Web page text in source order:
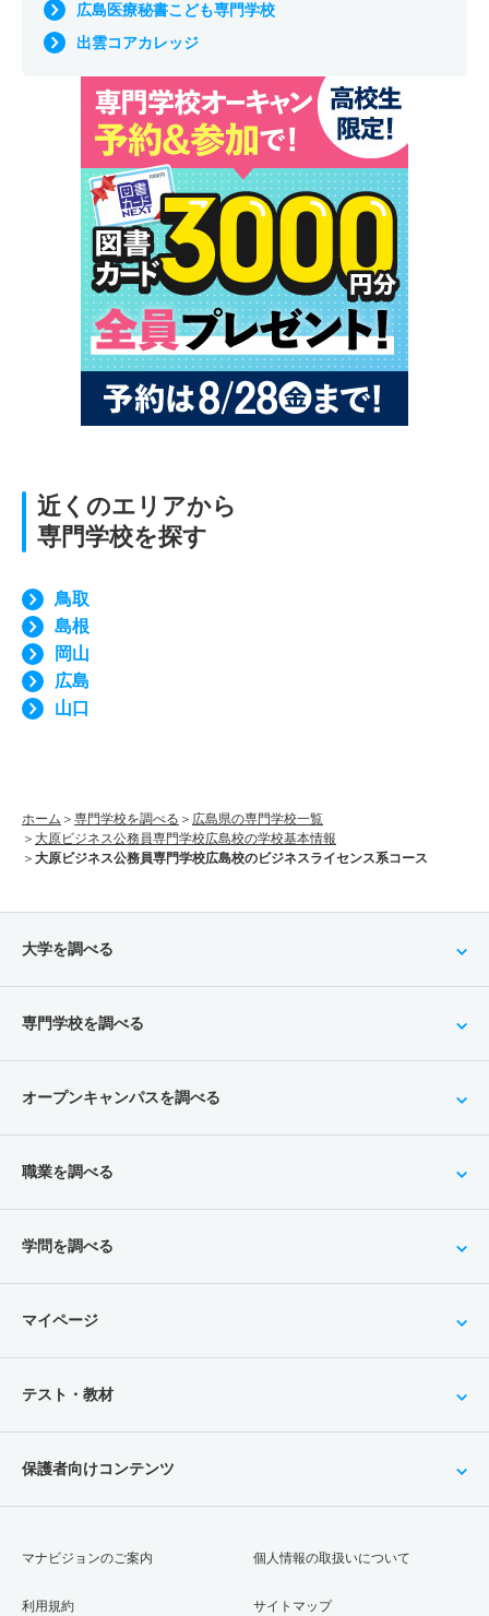
広島医療秘書こども専門学校
出雲コアカレッジ
近くのエリアから
専門学校を探す
鳥取
島根
岡山
広島
山口
ホーム 専門学校を調べる
広島県の専門学校一覧
大原ビジネス公務員専門学校広島校の学校基本情報
大原ビジネス公務員専門学校広島校のビジネスライセンス系コース
大学を調べる
専門学校を調べる
オープンキャンパスを調べる
職業を調べる
学問を調べる
マイページ
テスト・教材
保護者向けコンテンツ
マナビジョンのご案内
利用規約
個人情報の取扱いについて
サイトマップ